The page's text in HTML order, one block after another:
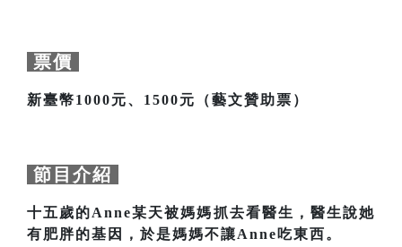
票價
新臺幣1000元、1500元（藝文贊助票）
節目介紹
十五歲的Anne某天被媽媽抓去看醫生，醫生說她
有肥胖的基因，於是媽媽不讓Anne吃東西。